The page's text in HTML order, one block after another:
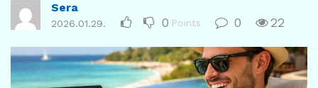
Sera
2026.01.29. 0 Points 0 22